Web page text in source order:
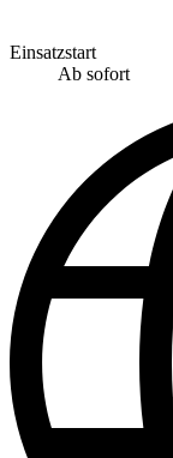
Einsatzstart
Ab sofort